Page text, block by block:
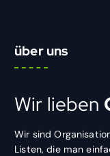
über uns
Wir lieben
Wir sind
Listen, die man